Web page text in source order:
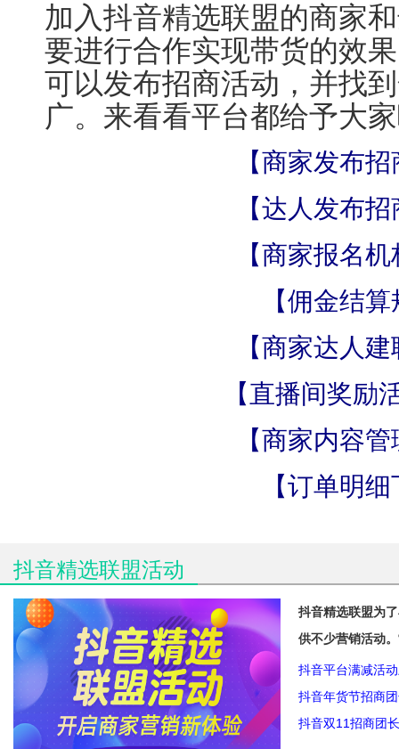
加入抖音精选联盟的商家
要进行合作实现带货的效
可以发布招商活动，并找
广。来看看平台都给予大
【商家发布
【达人发布
【商家报名
【佣金结
【商家达人
【直播间奖励
【商家内容
【订单明
抖音精选联盟活动
抖音精选联盟为
供不少营销活动
抖音平台满减活
抖音年货节招商
抖音双11招商团